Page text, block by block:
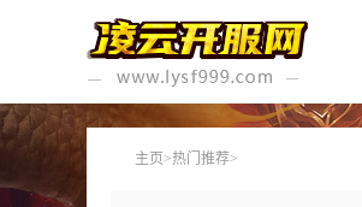
主页 >热门推荐>